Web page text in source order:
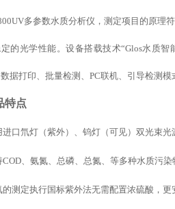
多参数水质分析仪，测定项目的原理
定的光学性能。设备搭载技术“Glos水质智
据打印、批量检测、 PC联机、 引导检测模
特点
进口氘灯（紫外）、钨灯（可见）双光束光
COD、氨氮、总磷、总氮、等多种水质污染
的测定执行国标紫外法无需配置浓硫酸，更